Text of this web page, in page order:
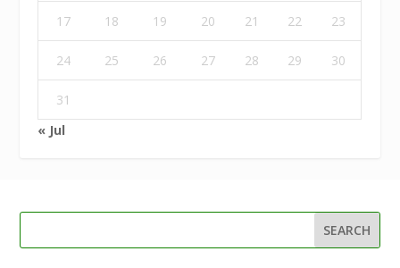
17 18 19 20 21 22 23
24 25 26 27 28 29 30
31
« Jul